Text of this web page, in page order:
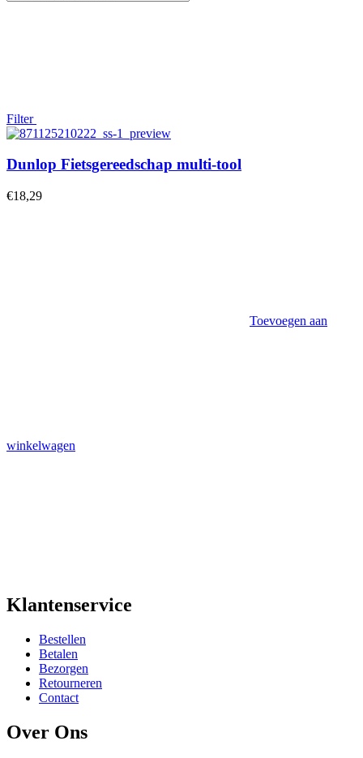
Filter
Dunlop Fietsgereedschap multi-tool
€18,29
Toevoegen aan
winkelwagen
Klantenservice
Bestellen
Betalen
Bezorgen
Retourneren
Contact
Over Ons